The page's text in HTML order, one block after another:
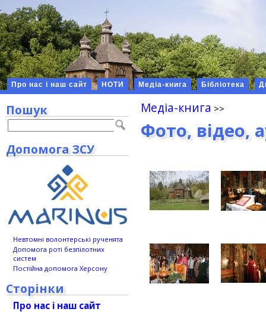
Про нас і наш сайт НОТИ Медіа-книга Бібліотека
Медіа-книга
Фото, відео,
Пошук
Допомога ЗСУ
Невтомні волонтерські рученята
Допомога роті безпілотних
систем
Постійна допомога Херсону
Сторінки
Про нас і наш сайт